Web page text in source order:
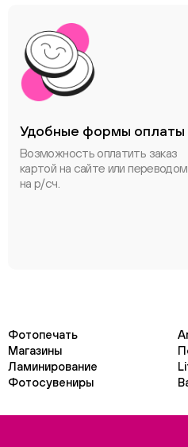
Удобные формы оплаты
Возможность оплатить заказ
картой на сайте или переводом
на р/сч.
Фотопечать
Магазины
Ламинирование
Фотосувениры